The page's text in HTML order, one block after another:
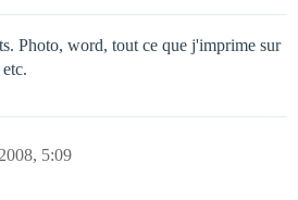
Photo, word, tout ce que j'imprime sur
5:09